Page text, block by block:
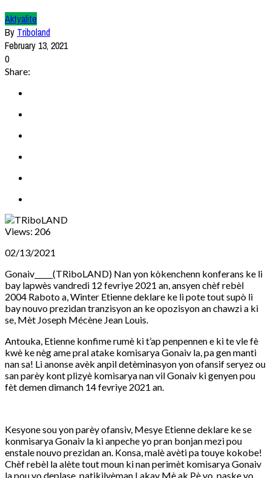
Aktyalite
By Triboland
February 13, 2021
0
Share:
Views: 206
02/13/2021
Gonaiv_____(TRiboLAND) Nan yon kòkenchenn konferans ke li
bay lapwès vandredi 12 fevriye 2021 an, ansyen chèf rebèl
2004 Raboto a, Winter Etienne deklare ke li pote tout supò li
bay nouvo prezidan tranzisyon an ke opozisyon an chawzi a ki
se, Mèt Joseph Mécène Jean Louis.
Antouka, Etienne konfime rumè ki t’ap penpennen e ki te vle fè
kwè ke nèg ame pral atake komisarya Gonaiv la, pa gen manti
nan sa! Li anonse avèk anpil detèminasyon yon ofansif seryez ou
san parèy kont plizyè komisarya nan vil Gonaiv ki genyen pou
fèt demen dimanch 14 fevriye 2021 an.
Kesyone sou yon parèy ofansiv, Mesye Etienne deklare ke se
konmisarya Gonaiv la ki anpeche yo pran bonjan mezi pou
enstale nouvo prezidan an. Konsa, malè avèti pa touye kokobe!
Chèf rebèl la alète tout moun ki nan perimèt komisarya Gonaiv
la pou yo deplase, patikilyèman Lakay Mè ak Pè yo, paske yo